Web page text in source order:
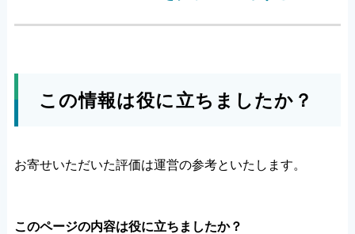
この情報は役に立ちましたか？
お寄せいただいた評価は運営の参考といたします。
このページの内容は役に立ちましたか？